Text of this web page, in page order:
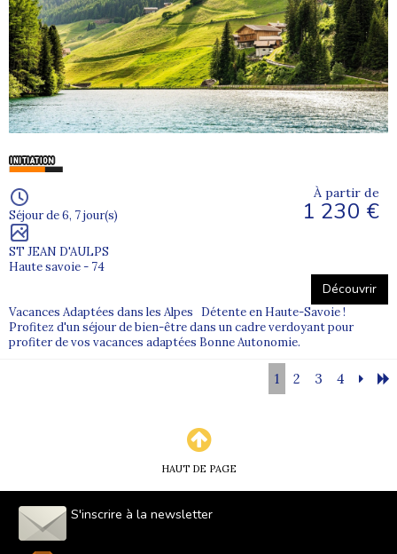
Séjour de 6, 7 jour(s)
ST JEAN D'AULPS
Haute savoie - 74
À partir de
1 230 €
Découvrir
Vacances Adaptées dans les Alpes Détente en Haute-Savoie !
Profitez d'un séjour de bien-être dans un cadre verdoyant pour
profiter de vos vacances adaptées Bonne Autonomie.
1 2 3 4
HAUT DE PAGE
S'inscrire à la newsletter